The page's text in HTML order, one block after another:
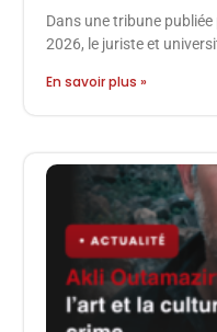
Dans une tribune publiée
2026, le juriste et
En savoir plus »